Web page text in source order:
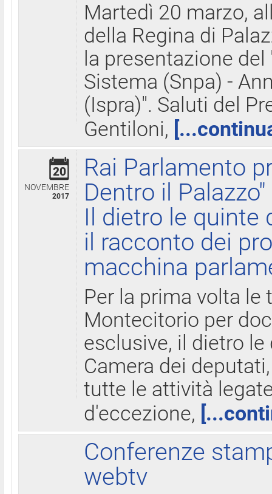
Martedì 20 marzo,
della Regina di
la presentazione
Sistema (Snpa) -
(Ispra)". Saluti del
Gentiloni,
20
NOVEMBRE
2017
Rai Parlamento
Dentro il Palazzo"
Il dietro le quinte
il racconto dei
macchina
Per la prima volta le
Montecitorio per
esclusive, il dietro
Camera dei
tutte le attività
d'eccezione,
Conferenze
webtv